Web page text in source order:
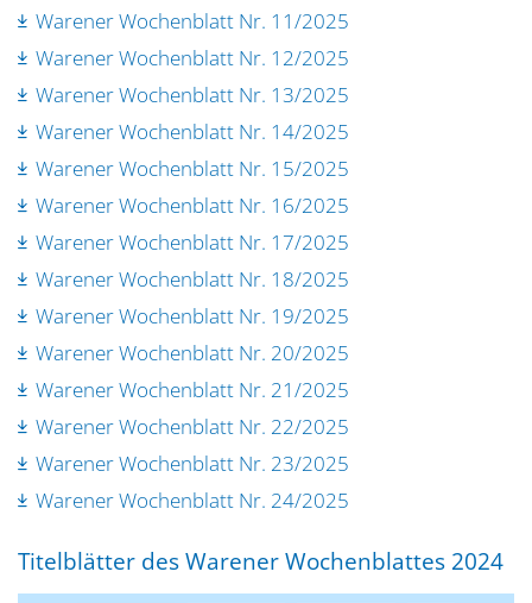
Warener Wochenblatt Nr. 11/2025
Warener Wochenblatt Nr. 12/2025
Warener Wochenblatt Nr. 13/2025
Warener Wochenblatt Nr. 14/2025
Warener Wochenblatt Nr. 15/2025
Warener Wochenblatt Nr. 16/2025
Warener Wochenblatt Nr. 17/2025
Warener Wochenblatt Nr. 18/2025
Warener Wochenblatt Nr. 19/2025
Warener Wochenblatt Nr. 20/2025
Warener Wochenblatt Nr. 21/2025
Warener Wochenblatt Nr. 22/2025
Warener Wochenblatt Nr. 23/2025
Warener Wochenblatt Nr. 24/2025
Titelblätter des Warener Wochenblattes 2024